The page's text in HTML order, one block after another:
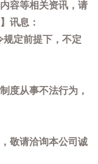
容等相关资讯，请
讯息：
定前提下，不定
度从事不法行为，
敬请洽询本公司诚